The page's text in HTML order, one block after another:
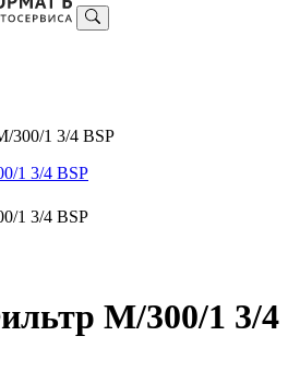
300/1 3/4 BSP
М/300/1 3/4